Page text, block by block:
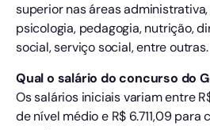
superior nas áreas
psicologia, pedagogia, nutrição,
social, serviço social, entre outras.
Qual o salário do concurso do
Os salários iniciais variam entre
de nível médio e R$ 6.711,09 para